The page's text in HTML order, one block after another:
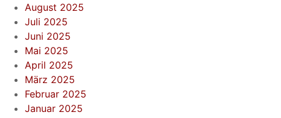
August 2025
Juli 2025
Juni 2025
Mai 2025
April 2025
März 2025
Februar 2025
Januar 2025